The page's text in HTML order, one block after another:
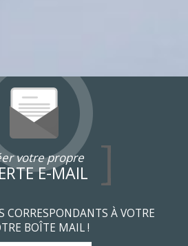
votre propre
E-MAIL
CORRESPONDANTS À VOTRE
BOÎTE MAIL !